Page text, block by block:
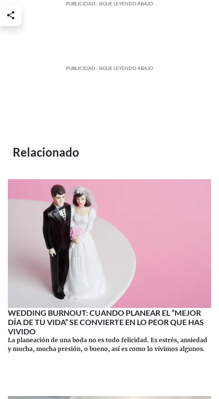
PUBLICIDAD - SIGUE LEYENDO ABAJO
PUBLICIDAD - SIGUE LEYENDO ABAJO
Relacionado
WEDDING BURNOUT: CUANDO PLANEAR EL “MEJOR
DÍA DE TU VIDA” SE CONVIERTE EN LO PEOR QUE HAS
VIVIDO
La planeación de una boda no es todo felicidad. Es estrés, ansiedad
y mucha, mucha presión, o bueno, así es como lo vivimos algunos.